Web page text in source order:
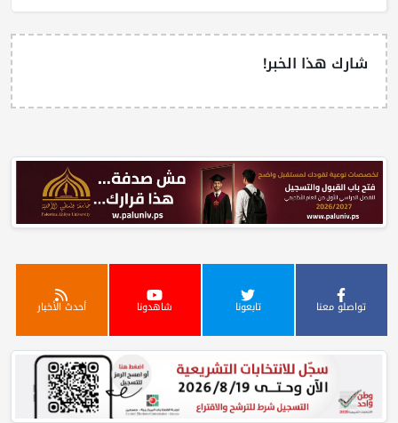
شارك هذا الخبر!
تواصلو معنا تابعونا شاهدونا أحدث الأخبار